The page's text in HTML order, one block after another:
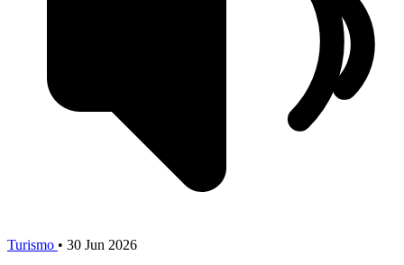
Turismo • 30 Jun 2026